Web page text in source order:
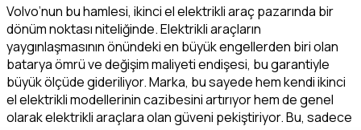
Volvo’nun bu hamlesi, ikinci el elektrikli araç pazarında bir
dönüm noktası niteliğinde. Elektrikli araçların
yaygınlaşmasının önündeki en büyük engellerden biri olan
batarya ömrü ve değişim maliyeti endişesi, bu garantiyle
büyük ölçüde gideriliyor. Marka, bu sayede hem kendi ikinci
el elektrikli modellerinin cazibesini artırıyor hem de genel
olarak elektrikli araçlara olan güveni pekiştiriyor. Bu, sadece